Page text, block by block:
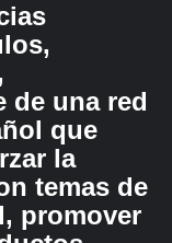
de una red
que
la
temas de
promover